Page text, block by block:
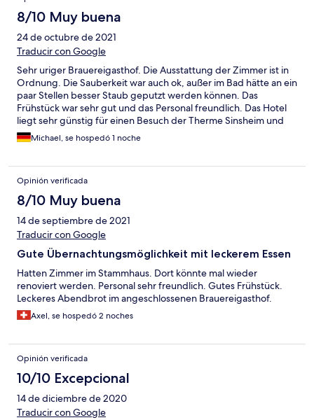
8/10 Muy buena
24 de octubre de 2021
Traducir con Google
Sehr uriger Brauereigasthof. Die Ausstattung der Zimmer ist in
Ordnung. Die Sauberkeit war auch ok, außer im Bad hätte an ein
paar Stellen besser Staub geputzt werden können. Das
Frühstück war sehr gut und das Personal freundlich. Das Hotel
liegt sehr günstig für einen Besuch der Therme Sinsheim und
zudem ist das Preis-Leistungsverhältnis sehr gut.
Michael, se hospedó 1 noche
Opinión verificada
8/10 Muy buena
14 de septiembre de 2021
Traducir con Google
Gute Übernachtungsmöglichkeit mit leckerem Essen
Hatten Zimmer im Stammhaus. Dort könnte mal wieder
renoviert werden. Personal sehr freundlich. Gutes Frühstück.
Leckeres Abendbrot im angeschlossenen Brauereigasthof.
Axel, se hospedó 2 noches
Opinión verificada
10/10 Excepcional
14 de diciembre de 2020
Traducir con Google